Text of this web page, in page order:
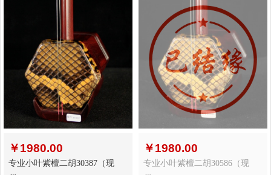
￥1980.00
专业小叶紫檀二胡30387（现
￥1980.00
专业小叶紫檀二胡30586（现